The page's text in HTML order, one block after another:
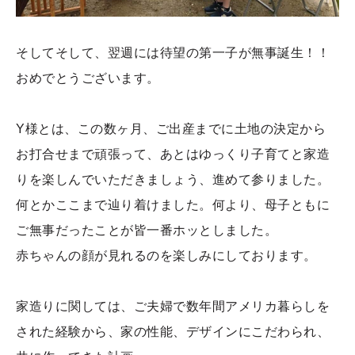
そしてそして、翌週には待望の第一子が無事誕生！！
おめでとうございます。
Y様とは、この数ヶ月、ご出産までに土地の決定から
お打合せまで頑張って、あとはゆっくり子育てと家造
りを楽しんでいただきましょう、進めて参りました。
何とかここまで辿り着けました。何より、母子ともに
ご無事だったことが皆一番ホッとしました。
赤ちゃんの顔が見れるのを楽しみにしております。
家造りに関しては、ご夫婦で数年間アメリカ暮らしを
された経験から、家の性能、デザインにこだわられ、